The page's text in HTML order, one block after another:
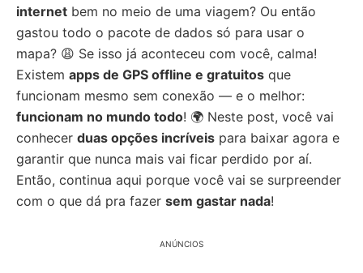
internet bem no meio de uma viagem? Ou então
gastou todo o pacote de dados só para usar o
mapa? 😩 Se isso já aconteceu com você, calma!
Existem apps de GPS offline e gratuitos que
funcionam mesmo sem conexão — e o melhor:
funcionam no mundo todo! 🌍 Neste post, você vai
conhecer duas opções incríveis para baixar agora e
garantir que nunca mais vai ficar perdido por aí.
Então, continua aqui porque você vai se surpreender
com o que dá pra fazer sem gastar nada!
ANÚNCIOS